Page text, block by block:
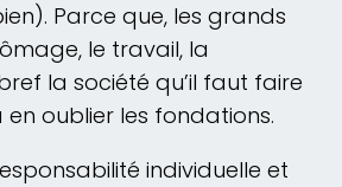
Parce que, les grands
le travail, la
la société qu’il faut faire
en oublier les fondations.
individuelle et